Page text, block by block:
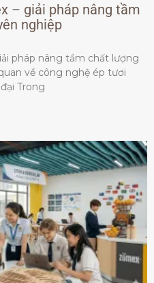
– giải pháp nâng tầm
nghiệp
pháp nâng tầm chất lượng
về công nghệ ép tươi
Trong